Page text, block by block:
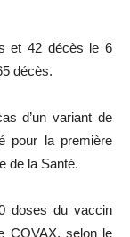
et 42 décès le 6
décès.
d’un variant de
pour la première
de la Santé.
doses du vaccin
COVAX, selon le